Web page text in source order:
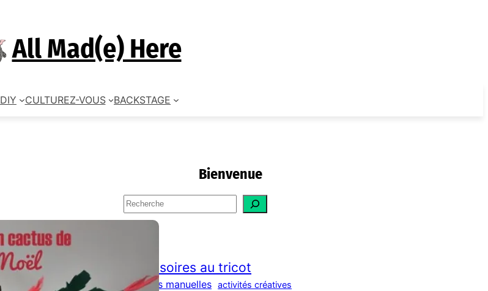
All Mad(e) Here
DIY CULTUREZ-VOUS BACKSTAGE
Bienvenue
S
e
accessoires au tricot
activites manuelles activités créatives